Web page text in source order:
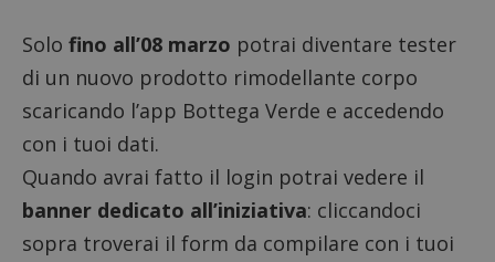
Solo fino all’08 marzo potrai diventare tester
di un nuovo prodotto rimodellante corpo
scaricando l’app Bottega Verde e accedendo
con i tuoi dati.
Quando avrai fatto il login potrai vedere il
banner dedicato all’iniziativa: cliccandoci
sopra troverai il form da compilare con i tuoi